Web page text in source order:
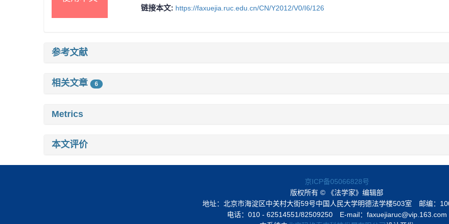
链接本文: https://faxuejia.ruc.edu.cn/CN/Y2012/V0/I6/126
参考文献
相关文章 6
Metrics
本文评价
京ICP备05066828号
版权所有 © 《法学家》编辑部
地址：北京市海淀区中关村大街59号中国人民大学明德法学楼503室 邮编：
电话：010 - 62514551/82509250 E-mail：faxuejiaruc@vip.163.com